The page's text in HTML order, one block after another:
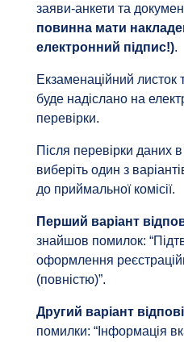
заяви-анкети та
повинна мати
електронний підпис!).
Екзаменаційний листок
буде надіслано на
перевірки.
Після перевірки даних в
виберіть один з
до приймальної комісії.
Перший варіант
знайшов помилок:
оформлення
(повністю)”.
Другий варіант
помилки: “Інформація